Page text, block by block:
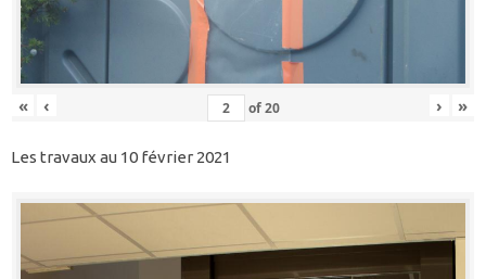
« ‹ of20 › »
Les travaux au 10 février 2021